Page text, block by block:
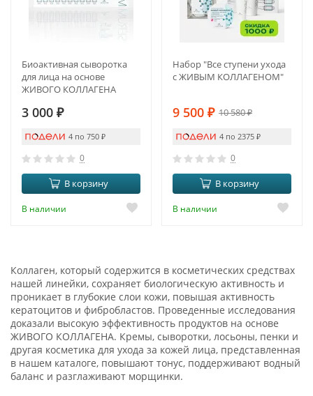
Биоактивная сыворотка
для лица на основе
ЖИВОГО КОЛЛАГЕНА
3 000 ₽
4 по 750 ₽
0
В корзину
В наличии
Набор "Все ступени ухода
с ЖИВЫМ КОЛЛАГЕНОМ"
9 500 ₽ 10 580₽
4 по 2375 ₽
0
В корзину
В наличии
Коллаген, который содержится в косметических средствах
нашей линейки, сохраняет биологическую активность и
проникает в глубокие слои кожи, повышая активность
кератоцитов и фибробластов. Проведенные исследования
доказали высокую эффективность продуктов на основе
ЖИВОГО КОЛЛАГЕНА. Кремы, сыворотки, лосьоны, пенки и
другая косметика для ухода за кожей лица, представленная
в нашем каталоге, повышают тонус, поддерживают водный
баланс и разглаживают морщинки.